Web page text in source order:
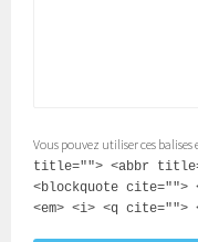
Vous pouvez utiliser ces
title=""> <abbr
<blockquote cite="">
<em> <i> <q cite="">